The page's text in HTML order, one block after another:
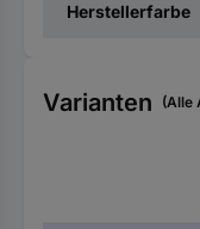
Herstellerfarbe
Varianten (Alle